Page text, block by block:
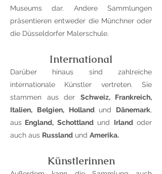
Museums dar. Andere Sammlungen
präsentieren entweder die Münchner oder
die Düsseldorfer Malerschule.
International
Darüber hinaus sind zahlreiche
internationale Künstler vertreten. Sie
stammen aus der Schweiz, Frankreich,
Italien, Belgien, Holland und Dänemark,
aus England, Schottlandund Irlandoder
auch aus Russland und Amerika.
Künstlerinnen